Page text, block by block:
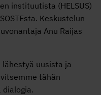
instituutista (HELSUS)
Keskustelun
Anu Raijas
uusista ja
tähän